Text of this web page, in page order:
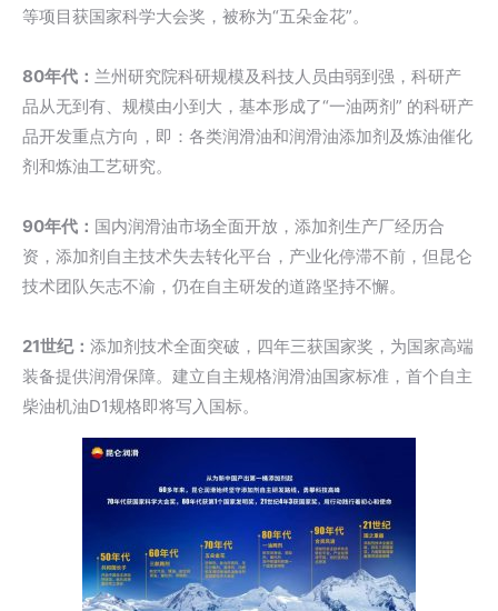
等项目获国家科学大会奖，被称为“五朵金花”。
80年代： 兰州研究院科研规模及科技人员由弱到强，科研产
品从无到有、规模由小到大，基本形成了“一油两剂” 的科研产
品开发重点方向，即：各类润滑油和润滑油添加剂及炼油催化
剂和炼油工艺研究。
90年代： 国内润滑油市场全面开放，添加剂生产厂经历合
资，添加剂自主技术失去转化平台，产业化停滞不前，但昆仑
技术团队矢志不渝，仍在自主研发的道路坚持不懈。
21世纪： 添加剂技术全面突破，四年三获国家奖，为国家高端
装备提供润滑保障。建立自主规格润滑油国家标准，首个自主
柴油机油D1规格即将写入国标。